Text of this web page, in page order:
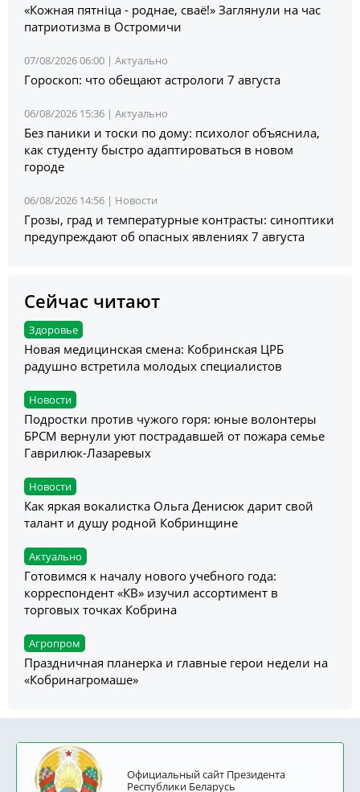
«Кожная пятніца - роднае, сваё!» Заглянули на час
патриотизма в Остромичи
07/08/2026 06:00 | Актуально
Гороскоп: что обещают астрологи 7 августа
06/08/2026 15:36 | Актуально
Без паники и тоски по дому: психолог объяснила,
как студенту быстро адаптироваться в новом
городе
06/08/2026 14:56 | Новости
Грозы, град и температурные контрасты: синоптики
предупреждают об опасных явлениях 7 августа
Сейчас читают
Здоровье
Новая медицинская смена: Кобринская ЦРБ
радушно встретила молодых специалистов
Новости
Подростки против чужого горя: юные волонтеры
БРСМ вернули уют пострадавшей от пожара семье
Гаврилюк-Лазаревых
Новости
Как яркая вокалистка Ольга Денисюк дарит свой
талант и душу родной Кобринщине
Актуально
Готовимся к началу нового учебного года:
корреспондент «КВ» изучил ассортимент в
торговых точках Кобрина
Агропром
Праздничная планерка и главные герои недели на
«Кобринагромаше»
Официальный сайт Президента
Республики Беларусь